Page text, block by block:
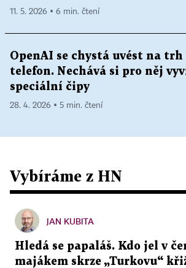
11. 5. 2026 ▪ 6 min. čtení
OpenAI se chystá uvést na
telefon. Nechává si pro něj
speciální čipy
28. 4. 2026 ▪ 5 min. čtení
Vybíráme z HN
JAN KUBITA
Hledá se papaláš. Kdo jel v
majákem skrze „Turkovu“